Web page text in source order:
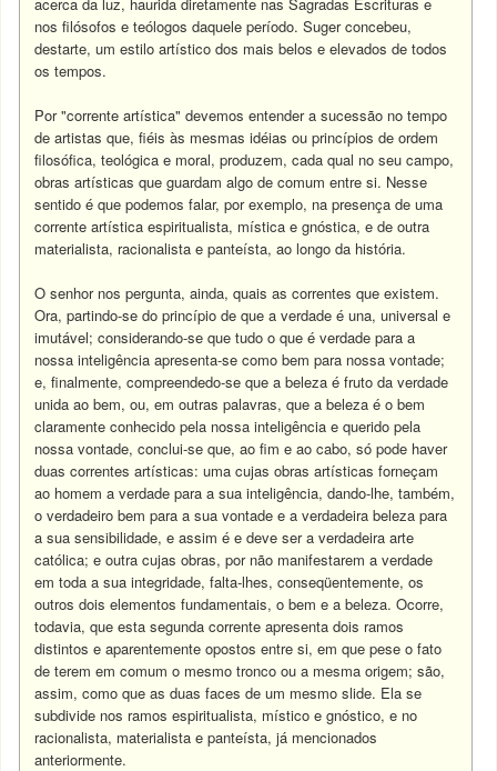
nos filósofos e teólogos daquele período. Suger concebeu,
destarte, um estilo artístico dos mais belos e elevados de todos
os tempos.
Por "corrente artística" devemos entender a sucessão no tempo
de artistas que, fiéis às mesmas idéias ou princípios de ordem
filosófica, teológica e moral, produzem, cada qual no seu campo,
obras artísticas que guardam algo de comum entre si. Nesse
sentido é que podemos falar, por exemplo, na presença de uma
corrente artística espiritualista, mística e gnóstica, e de outra
materialista, racionalista e panteísta, ao longo da história.
O senhor nos pergunta, ainda, quais as correntes que existem.
Ora, partindo-se do princípio de que a verdade é una, universal e
imutável; considerando-se que tudo o que é verdade para a
nossa inteligência apresenta-se como bem para nossa vontade;
e, finalmente, compreendedo-se que a beleza é fruto da verdade
unida ao bem, ou, em outras palavras, que a beleza é o bem
claramente conhecido pela nossa inteligência e querido pela
nossa vontade, conclui-se que, ao fim e ao cabo, só pode haver
duas correntes artísticas: uma cujas obras artísticas forneçam
ao homem a verdade para a sua inteligência, dando-lhe, também,
o verdadeiro bem para a sua vontade e a verdadeira beleza para
a sua sensibilidade, e assim é e deve ser a verdadeira arte
católica; e outra cujas obras, por não manifestarem a verdade
em toda a sua integridade, falta-lhes, conseqüentemente, os
outros dois elementos fundamentais, o bem e a beleza. Ocorre,
todavia, que esta segunda corrente apresenta dois ramos
distintos e aparentemente opostos entre si, em que pese o fato
de terem em comum o mesmo tronco ou a mesma origem; são,
assim, como que as duas faces de um mesmo slide. Ela se
subdivide nos ramos espiritualista, místico e gnóstico, e no
racionalista, materialista e panteísta, já mencionados
anteriormente.